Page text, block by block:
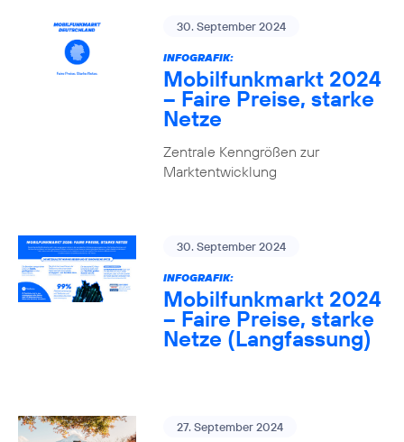
30. September 2024
INFOGRAFIK:
Mobilfunkmarkt 2024
– Faire Preise, starke
Netze
Zentrale Kenngrößen zur
Marktentwicklung
30. September 2024
INFOGRAFIK:
Mobilfunkmarkt 2024
– Faire Preise, starke
Netze (Langfassung)
27. September 2024